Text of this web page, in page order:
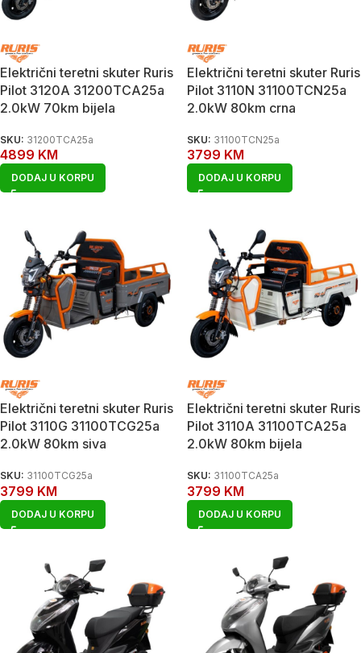
Električni teretni skuter Ruris
Pilot 3120A 31200TCA25a
2.0kW 70km bijela
SKU: 31200TCA25a
4899 KM
DODAJ U KORPU
Električni teretni skuter Ruris
Pilot 3110N 31100TCN25a
2.0kW 80km crna
SKU: 31100TCN25a
3799 KM
DODAJ U KORPU
Električni teretni skuter Ruris
Pilot 3110G 31100TCG25a
2.0kW 80km siva
SKU: 31100TCG25a
3799 KM
DODAJ U KORPU
Električni teretni skuter Ruris
Pilot 3110A 31100TCA25a
2.0kW 80km bijela
SKU: 31100TCA25a
3799 KM
DODAJ U KORPU